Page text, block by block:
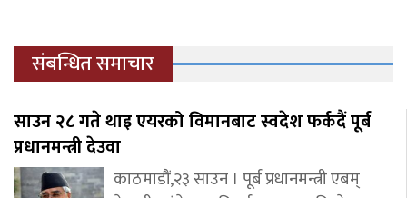
संबन्धित समाचार
साउन २८ गते थाइ एयरको विमानबाट स्वदेश फर्कदैं पूर्ब
प्रधानमन्त्री देउवा
काठमाडौं,२३ साउन । पूर्ब प्रधानमन्त्री एबम्